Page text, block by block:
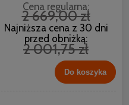
Cena regularna:
2 669,00 zł
Najniższa cena z 30 dni
przed obniżką:
2 001,75 zł
Do koszyka